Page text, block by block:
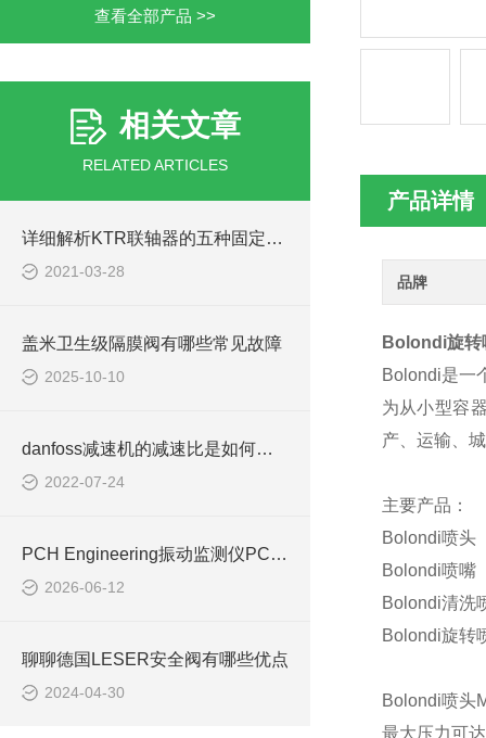
查看全部产品 >>
相关文章
RELATED ARTICLES
详细解析KTR联轴器的五种固定形式
2021-03-28
盖米卫生级隔膜阀有哪些常见故障
2025-10-10
danfoss减速机的减速比是如何进行计算的！
2022-07-24
PCH Engineering振动监测仪PCH1272适用于化工行业
2026-06-12
聊聊德国LESER安全阀有哪些优点
2024-04-30
产品详情
品牌
Bolondi旋转
Bolondi是一
为从小型容
产、运输、
主要产品：
Bolondi喷头
Bolondi喷嘴
Bolondi清洗
Bolondi旋转
Bolondi喷头
最大压力可达